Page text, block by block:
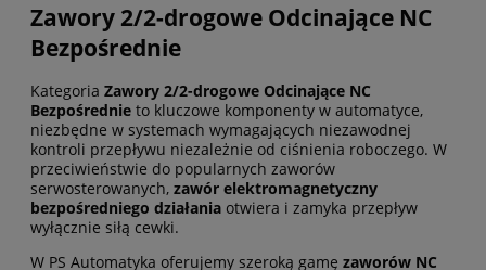
Zawory 2/2-drogowe Odcinające NC
Bezpośrednie
Kategoria Zawory 2/2-drogowe Odcinające NC
Bezpośrednie to kluczowe komponenty w automatyce,
niezbędne w systemach wymagających niezawodnej
kontroli przepływu niezależnie od ciśnienia roboczego. W
przeciwieństwie do popularnych zaworów
serwosterowanych, zawór elektromagnetyczny
bezpośredniego działania otwiera i zamyka przepływ
wyłącznie siłą cewki.
W PS Automatyka oferujemy szeroką gamę zaworów NC